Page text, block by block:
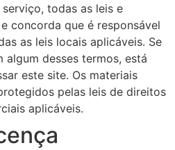
todas as leis e
concorda que é responsável
as leis locais aplicáveis. Se
desses termos, está
este site. Os materiais
pelas leis de direitos
aplicáveis.